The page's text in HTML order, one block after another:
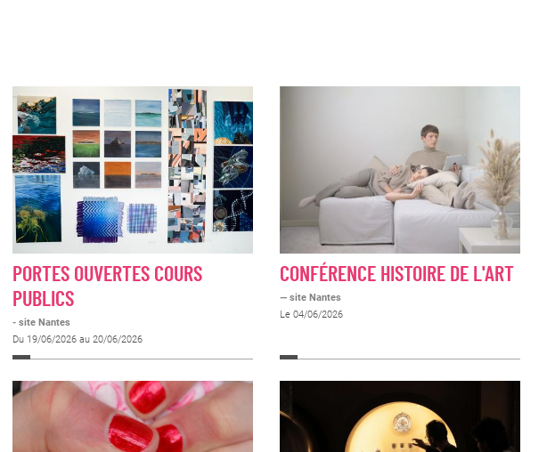
PORTES OUVERTES COURS
PUBLICS
- site Nantes
Du 19/06/2026 au 20/06/2026
CONFÉRENCE HISTOIRE DE L'ART
— site Nantes
Le 04/06/2026